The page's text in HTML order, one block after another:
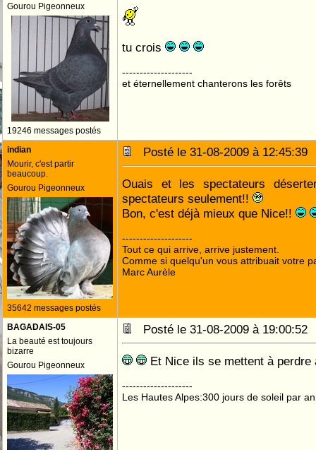
Gourou Pigeonneux
19246 messages postés
tu crois
--------------------
et éternellement chanterons les forêts
indian
Mourir, c'est partir
beaucoup.
Gourou Pigeonneux
35642 messages postés
Posté le 31-08-2009 à
Ouais et les spectateurs
spectateurs seulement!!
Bon, c'est déjà mieux que Nice!!
--------------------
Tout ce qui arrive, arrive justement.
Comme si quelqu'un vous attribuait votre
Marc Aurèle
BAGADAIS-05
La beauté est toujours
bizarre
Gourou Pigeonneux
Posté le 31-08-2009 à
Et Nice ils se mettent à
--------------------
Les Hautes Alpes:300 jours de soleil par an